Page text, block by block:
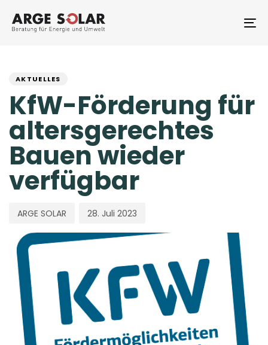
links
primary
content
AKTUELLES
KfW-Förderung für
altersgerechtes
Bauen wieder
verfügbar
ARGE SOLAR 28. Juli 2023